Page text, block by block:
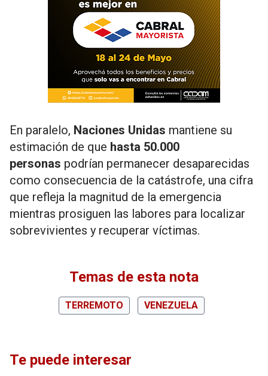
En paralelo, Naciones Unidas mantiene su
estimación de que hasta 50.000
personas podrían permanecer desaparecidas
como consecuencia de la catástrofe, una cifra
que refleja la magnitud de la emergencia
mientras prosiguen las labores para localizar
sobrevivientes y recuperar víctimas.
Temas de esta nota
TERREMOTO VENEZUELA
Te puede interesar